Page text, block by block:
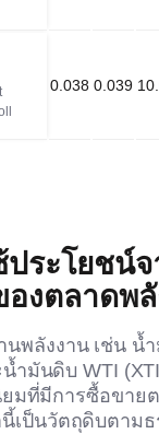
0.038 0.039
ประโยชน์จ
องตลาดพ
พลังงาน เช่น น้ำ
ำมันดิบ WTI
ที่มีการซื้อขายต
เป็นวัตถุดิบตาม